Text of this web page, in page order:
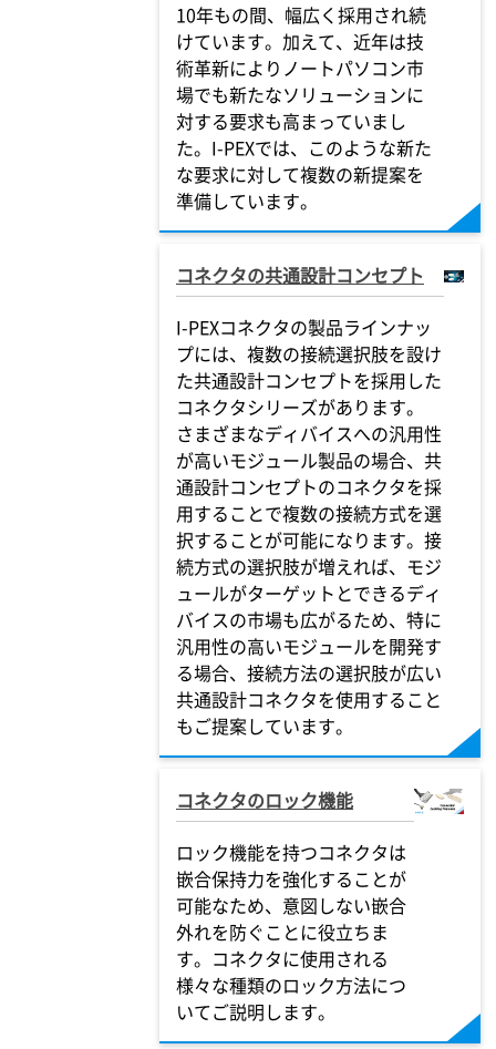
10年もの間、幅広く採用され続
けています。加えて、近年は技
術革新によりノートパソコン市
場でも新たなソリューションに
対する要求も高まっていまし
た。 I-PEXでは、このような新た
な要求に対して複数の新提案を
準備しています。
コネクタの共通設計コンセプト
I-PEXコネクタの製品ラインナッ
プには、複数の接続選択肢を設け
た共通設計コンセプトを採用した
コネクタシリーズがあります。
さまざまなディバイスへの汎用性
が高いモジュール製品の場合、共
通設計コンセプトのコネクタを採
用することで複数の接続方式を選
択することが可能になります。接
続方式の選択肢が増えれば、モジ
ュールがターゲットとできるディ
バイスの市場も広がるため、特に
汎用性の高いモジュールを開発す
る場合、接続方法の選択肢が広い
共通設計コネクタを使用すること
もご提案しています。
コネクタのロック機能
ロック機能を持つコネクタは
嵌合保持力を強化することが
可能なため、意図しない嵌合
外れを防ぐことに役立ちま
す。コネクタに使用される
様々な種類のロック方法につ
いてご説明します。